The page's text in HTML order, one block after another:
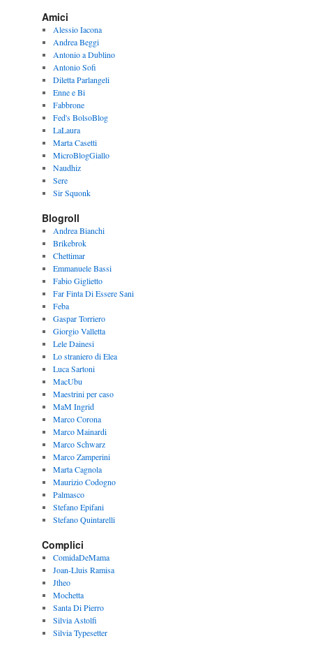
Amici
Alessio Iacona
Andrea Beggi
Antonio a Dublino
Antonio Sofi
Diletta Parlangeli
Enne e Bi
Fabbrone
Fed's BolsoBlog
LaLaura
Marta Casetti
MicroBlogGiallo
Naudhiz
Sere
Sir Squonk
Blogroll
Andrea Bianchi
Brikebrok
Chettimar
Emmanuele Bassi
Fabio Giglietto
Far Finta Di Essere Sani
Feba
Gaspar Torriero
Giorgio Valletta
Lele Dainesi
Lo straniero di Elea
Luca Sartoni
MacUbu
Maestrini per caso
MaM Ingrid
Marco Corona
Marco Mainardi
Marco Schwarz
Marco Zamperini
Marta Cagnola
Maurizio Codogno
Palmasco
Stefano Epifani
Stefano Quintarelli
Complici
ComidaDeMama
Joan-Lluis Ramisa
Jtheo
Mochetta
Santa Di Pierro
Silvia Astolfi
Silvia Typesetter